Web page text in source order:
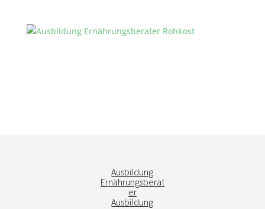
Ausbildung
Ernährungsberat
er
Ausbildung